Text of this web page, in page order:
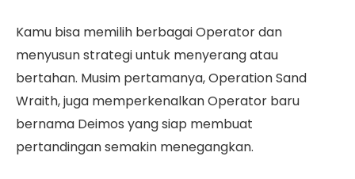
Kamu bisa memilih berbagai Operator dan
menyusun strategi untuk menyerang atau
bertahan. Musim pertamanya, Operation Sand
Wraith, juga memperkenalkan Operator baru
bernama Deimos yang siap membuat
pertandingan semakin menegangkan.